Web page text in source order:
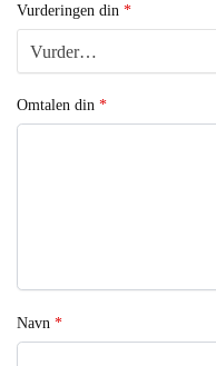
Vurderingen din *
Omtalen din *
Navn *